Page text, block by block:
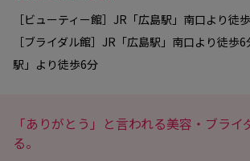
［ビューティー館］JR「広島駅」南口より徒
［ブライダル館］JR「広島駅」南口より徒歩
駅」より徒歩6分
「ありがとう」と言われる美容・ブラ
る。